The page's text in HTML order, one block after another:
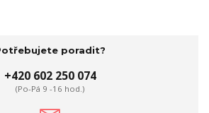
poradit?
+420 602 250 074
(Po-Pá 9 -16 hod.)